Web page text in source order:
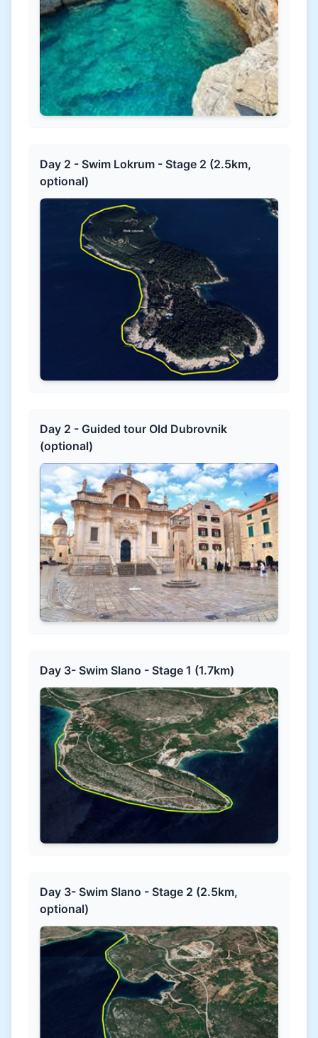
Day 2 - Swim Lokrum - Stage 2 (2.5km,
optional)
Day 2 - Guided tour Old Dubrovnik
(optional)
Day 3- Swim Slano - Stage 1 (1.7km)
Day 3- Swim Slano - Stage 2 (2.5km,
optional)